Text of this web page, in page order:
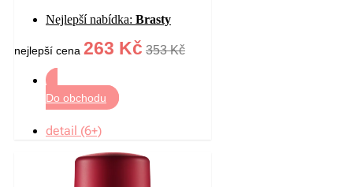
Nejlepší nabídka: Brasty
nejlepší cena 263 Kč 353 Kč
Do obchodu
detail (6+)